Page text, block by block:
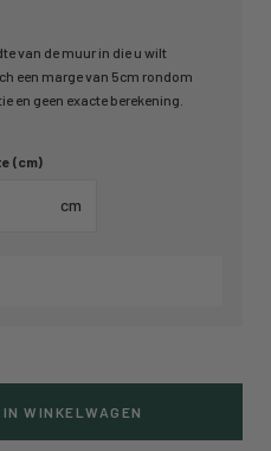
van de muur in die u wilt
een marge van 5cm rondom
en geen exacte berekening.
(cm)
cm
IN WINKELWAGEN